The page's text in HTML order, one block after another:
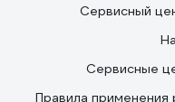
Сервисный
Сервисные
Правила применения